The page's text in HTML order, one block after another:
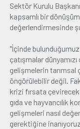
Sektör Kurulu
kapsamlı bir dönüşüm
değerlendirmesinde
"İçinde
çatışmalar
gelişmelerin tarımsal
öngörülebilir değil.
krizi fırsata çevirecek
gıda ve hayvancılık
gelişmeleri nasıl
gerektiğine